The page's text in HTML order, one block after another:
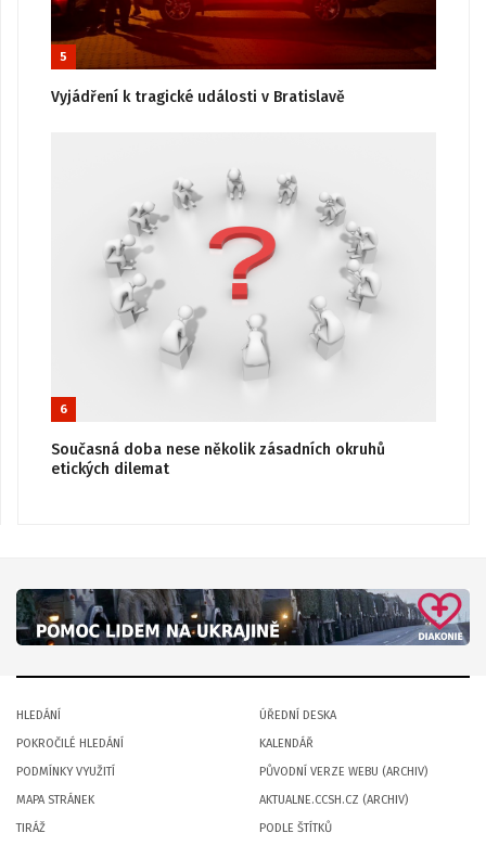
5
Vyjádření k tragické události v Bratislavě
6
Současná doba nese několik zásadních okruhů
etických dilemat
HLEDÁNÍ
POKROČILÉ HLEDÁNÍ
PODMÍNKY VYUŽITÍ
MAPA STRÁNEK
TIRÁŽ
ÚŘEDNÍ DESKA
KALENDÁŘ
PŮVODNÍ VERZE WEBU (ARCHIV)
AKTUALNE.CCSH.CZ (ARCHIV)
PODLE ŠTÍTKŮ